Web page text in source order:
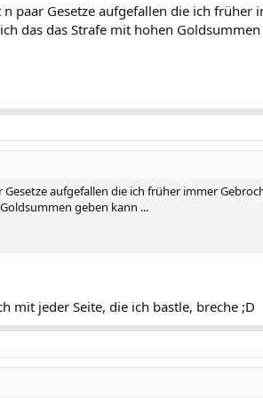
paar Gesetze aufgefallen die ich früher
das das Strafe mit hohen
aufgefallen die ich früher immer
geben kann ...
mit jeder Seite, die ich bastle, breche ;D